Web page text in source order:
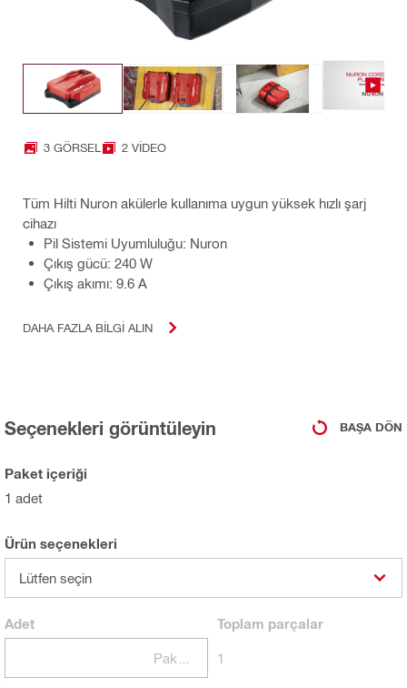
3 GÖRSEL 2 VIDEO
Tüm Hilti Nuron akülerle kullanıma uygun yüksek hızlı şarj
cihazı
Pil Sistemi Uyumluluğu: Nuron
Çıkış gücü: 240 W
Çıkış akımı: 9.6 A
DAHA FAZLA BILGI ALIN
Seçenekleri görüntüleyin BAŞA DÖN
Paket içeriği
1 adet
Ürün seçenekleri
Lütfen seçin
Adet Toplam parçalar
1